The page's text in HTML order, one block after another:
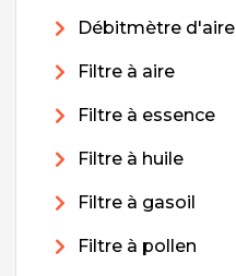
Débitmètre d'aire
Filtre à aire
Filtre à essence
Filtre à huile
Filtre à gasoil
Filtre à pollen